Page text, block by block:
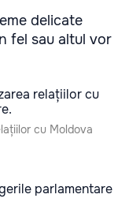
delicate
fel sau altul vor
cu Moldova
parlamentare